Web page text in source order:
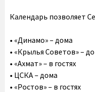
Календарь позволяет
• «Динамо» – дома
• «Крылья Советов» –
• «Ахмат» – в гостях
• ЦСКА – дома
• «Ростов» – в гостях